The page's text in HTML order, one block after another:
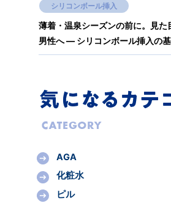
シリコンボール挿入
薄着・温泉シーズンの前に。見た
男性へ ― シリコンボール挿入の
AGA
化粧水
ピル